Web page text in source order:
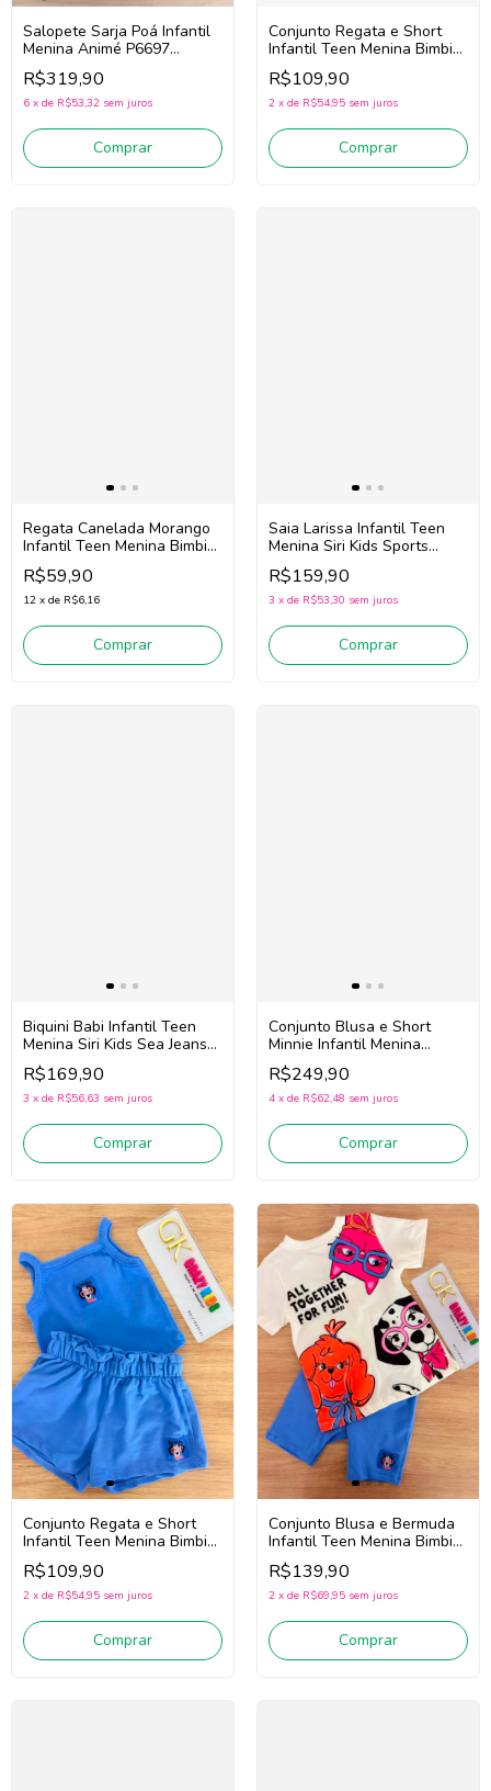
Salopete Sarja Poá Infantil
Menina Animé P6697
(Bege/Preto)
R$319,90
6 x de R$53,32 sem juros
Comprar
Conjunto Regata e Short
Infantil Teen Menina Bimbi
Fb157 (Verde)
R$109,90
2 x de R$54,95 sem juros
Comprar
Regata Canelada Morango
Infantil Teen Menina Bimbi
Fa828 (Off White)
R$59,90
12 x de R$6,16
Comprar
Saia Larissa Infantil Teen
Menina Siri Kids Sports
Trilobal 44038 (Marinho)
R$159,90
3 x de R$53,30 sem juros
Comprar
Biquini Babi Infantil Teen
Menina Siri Kids Sea Jeans
43067 (Azul)
R$169,90
3 x de R$56,63 sem juros
Comprar
Conjunto Blusa e Short
Minnie Infantil Menina
Animé P6718
(Bege/Amarelo/Azul)
R$249,90
4 x de R$62,48 sem juros
Comprar
Conjunto Regata e Short
Infantil Teen Menina Bimbi
Fb117 (Azul)
R$109,90
2 x de R$54,95 sem juros
Comprar
Conjunto Blusa e Bermuda
Infantil Teen Menina Bimbi
Fb121 (Off White/Azul)
R$139,90
2 x de R$69,95 sem juros
Comprar